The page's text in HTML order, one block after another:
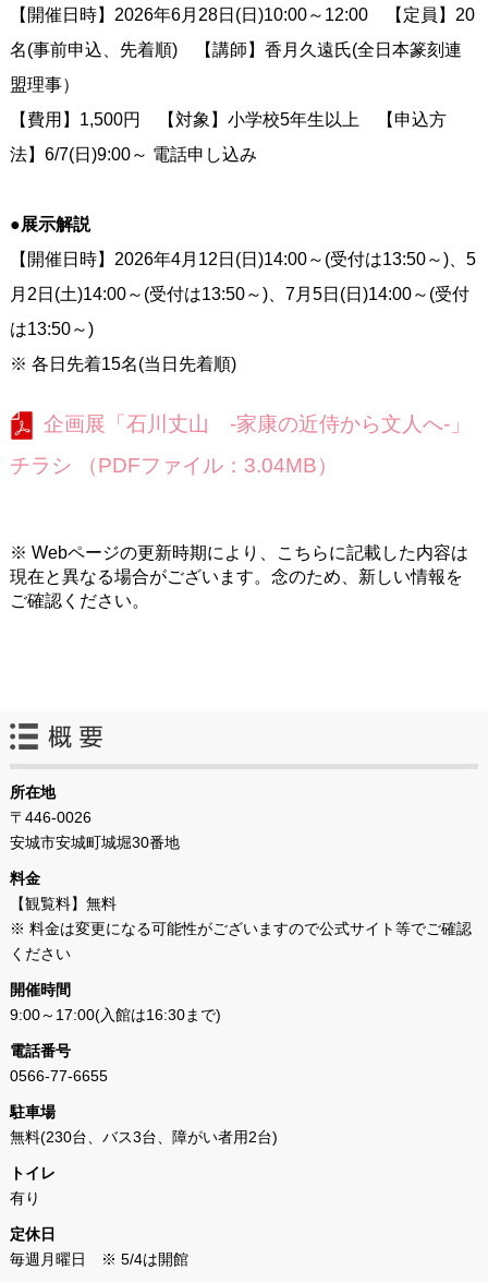
【開催日時】2026年6月28日(日)10:00～12:00 【定員】20
名(事前申込、先着順) 【講師】香月久遠氏(全日本篆刻連
盟理事）
【費用】1,500円 【対象】小学校5年生以上 【申込方
法】6/7(日)9:00～ 電話申し込み
●展示解説
【開催日時】2026年4月12日(日)14:00～(受付は13:50～)、5
月2日(土)14:00～(受付は13:50～)、7月5日(日)14:00～(受付
は13:50～)
※ 各日先着15名(当日先着順)
企画展「石川丈山 -家康の近侍から文人へ-」
チラシ （PDFファイル：3.04MB）
※ Webページの更新時期により、こちらに記載した内容は
現在と異なる場合がございます。念のため、新しい情報を
ご確認ください。
所在地
〒446-0026
安城市安城町城堀30番地
料金
【観覧料】無料
※ 料金は変更になる可能性がございますので公式サイト等でご確認
ください
開催時間
9:00～17:00(入館は16:30まで)
電話番号
0566-77-6655
駐車場
無料(230台、バス3台、障がい者用2台)
トイレ
有り
定休日
毎週月曜日 ※ 5/4は開館